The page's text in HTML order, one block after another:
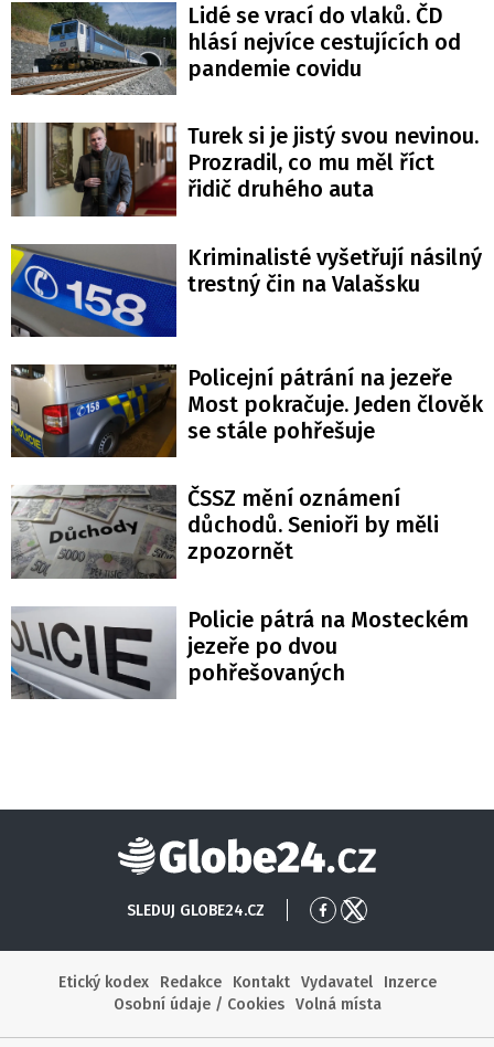
Lidé se vrací do vlaků. ČD
hlásí nejvíce cestujících od
pandemie covidu
Turek si je jistý svou nevinou.
Prozradil, co mu měl říct
řidič druhého auta
Kriminalisté vyšetřují násilný
trestný čin na Valašsku
Policejní pátrání na jezeře
Most pokračuje. Jeden člověk
se stále pohřešuje
ČSSZ mění oznámení
důchodů. Senioři by měli
zpozornět
Policie pátrá na Mosteckém
jezeře po dvou
pohřešovaných
Globe24
SLEDUJ GLOBE24.CZ
PřejítPřejít
Etický kodex
Redakce Kontakt Vydavatel
Inzerce
Osobní údaje / Cookies
Volná místa